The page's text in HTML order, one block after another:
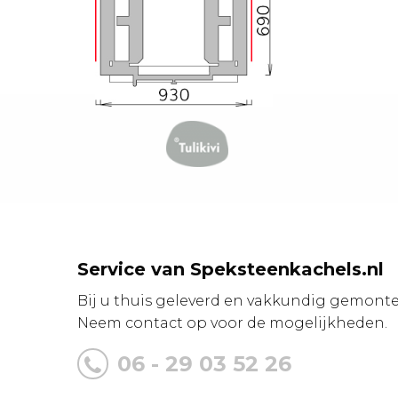
Service van Speksteenkachels.nl
Bij u thuis geleverd en vakkundig
Neem contact op voor de mogelijkheden.
06 - 29 03 52 26